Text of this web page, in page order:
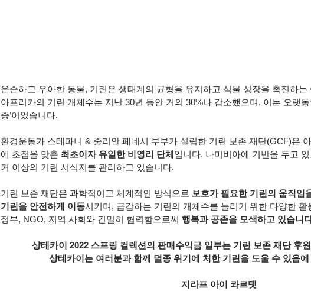
온순하고 우아한 동물, 기린은 생태계의 균형을 유지하고 식물 성장을 촉진하
아프리카의 기린 개체수는 지난 30년 동안 거의 30%나 감소했으며, 이는 오랫
종’이었습니다.
환경운동가 스테파니 & 줄리안 페네시 부부가 설립한 기린 보존 재단(GCF)은
에 초점을 맞춘 최초이자 유일한 비영리 단체입니다. 나미비아에 기반을 두고
커 이상의 기린 서식지를 관리하고 있습니다.
기린 보존 재단은 과학적이고 체계적인 방식으로 보호가 필요한 기린의 움직임
기린을 안전하게 이동시키며, 급감하는 기린의 개체수를 늘리기 위한 다양한
정부, NGO, 지역 사회와 긴밀히 협력함으로써 행복과 공존을 모색하고 있습니
샹테카이 2022 스프링 컬렉션의 판매수익금 일부는 기린 보존 재단 후
샹테카이는 여러분과 함께 멸종 위기에 처한 기린을 도울 수 있음
지라프 아이 콰르텟